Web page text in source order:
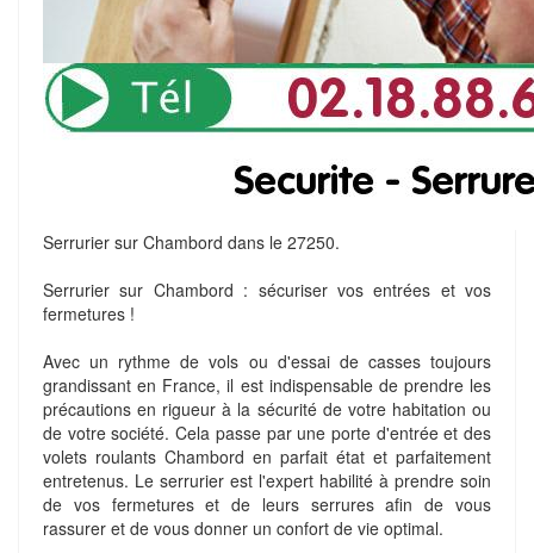
Serrurier sur Chambord dans le 27250.
Serrurier sur Chambord : sécuriser vos entrées et vos
fermetures !
Avec un rythme de vols ou d'essai de casses toujours
grandissant en France, il est indispensable de prendre les
précautions en rigueur à la sécurité de votre habitation ou
de votre société. Cela passe par une porte d'entrée et des
volets roulants Chambord en parfait état et parfaitement
entretenus. Le serrurier est l'expert habilité à prendre soin
de vos fermetures et de leurs serrures afin de vous
rassurer et de vous donner un confort de vie optimal.